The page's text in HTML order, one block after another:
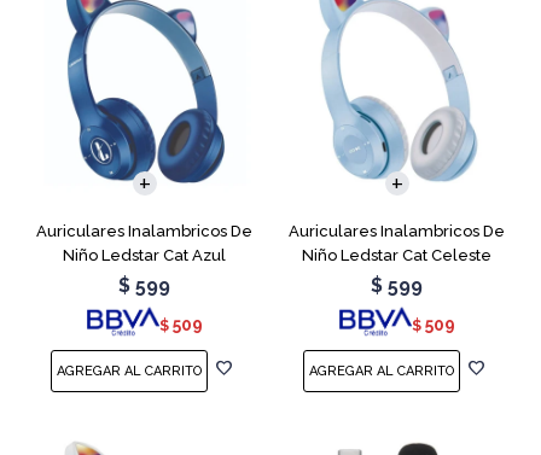
Auriculares Inalambricos De
Niño Ledstar Cat Azul
$ 599
$ 509
Auriculares Inalambricos De
Niño Ledstar Cat Celeste
$ 599
$ 509